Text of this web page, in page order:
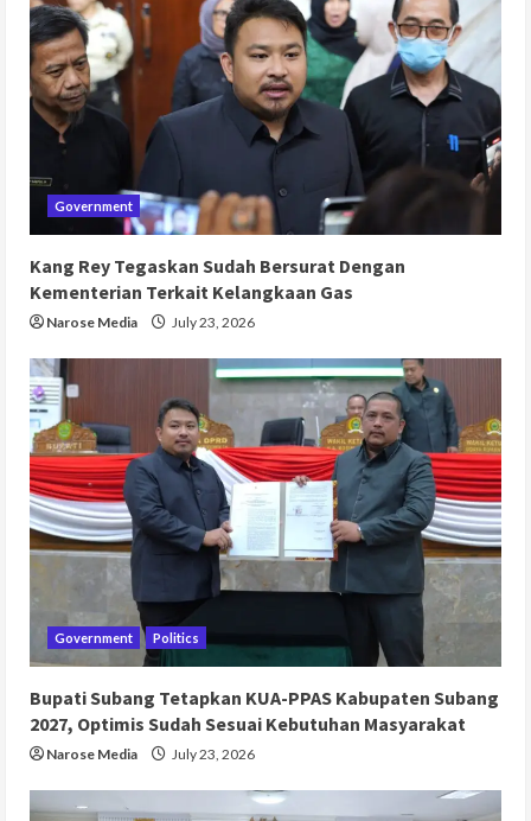
Government
Kang Rey Tegaskan Sudah Bersurat Dengan
Kementerian Terkait Kelangkaan Gas
Narose Media July 23, 2026
Government Politics
Bupati Subang Tetapkan KUA-PPAS Kabupaten Subang
2027, Optimis Sudah Sesuai Kebutuhan Masyarakat
Narose Media July 23, 2026